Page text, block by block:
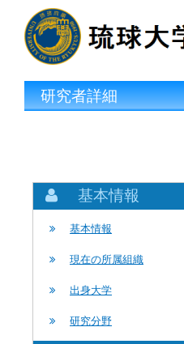
研究者詳細
基本情報
基本情報
現在の所属組織
出身大学
研究分野